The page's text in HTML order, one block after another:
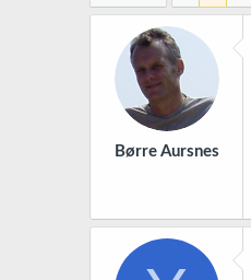
d
r
o
Børre Aursnes